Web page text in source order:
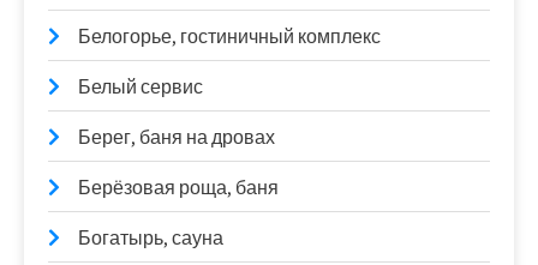
Белогорье, гостиничный комплекс
Белый сервис
Берег, баня на дровах
Берёзовая роща, баня
Богатырь, сауна